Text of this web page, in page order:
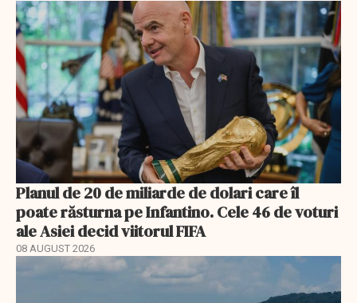
Planul de 20 de miliarde de dolari care îl
poate răsturna pe Infantino. Cele 46 de voturi
ale Asiei decid viitorul FIFA
08 AUGUST 2026